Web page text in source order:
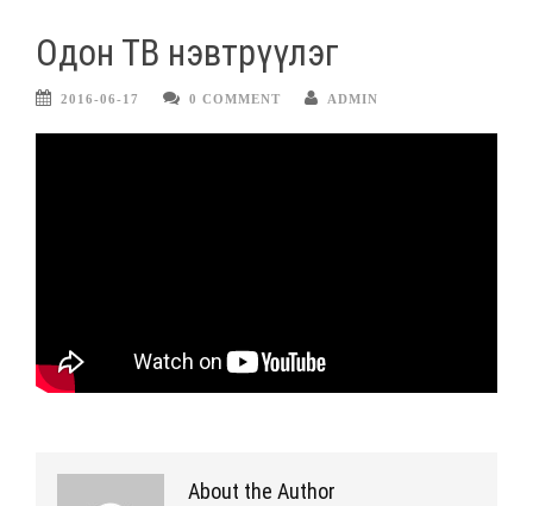
Одон ТВ нэвтрүүлэг
2016-06-17 0 COMMENT ADMIN
About the Author